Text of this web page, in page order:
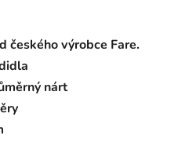
českého výrobce Fare.
nárt